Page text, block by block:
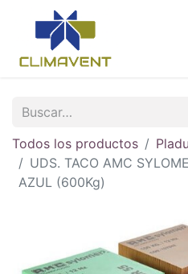
Todos los productos
UDS. TACO AMC
AZUL (600Kg)